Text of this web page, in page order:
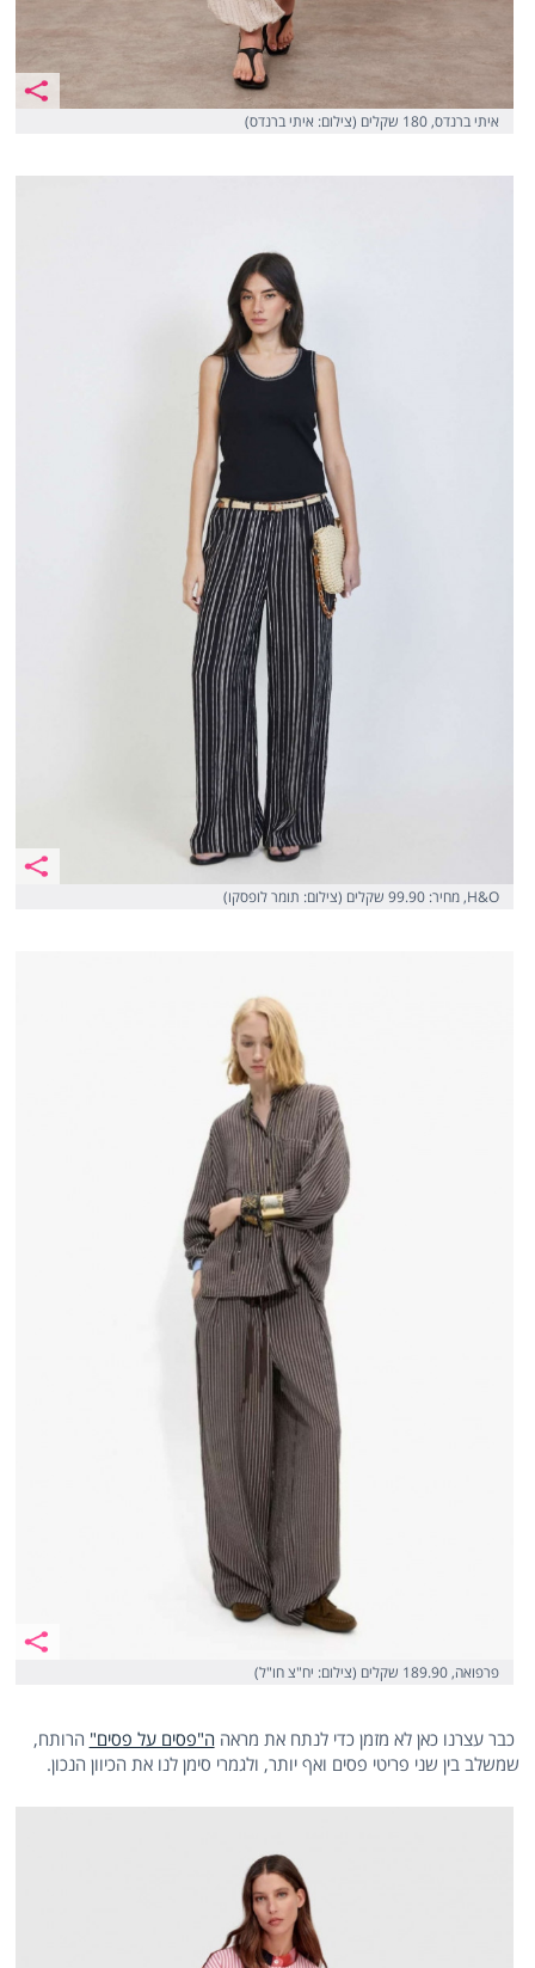
איתי ברנדס, 180 שקלים (צילום: איתי ברנדס)
H&O, מחיר: 99.90 שקלים (צילום: תומר לופסקו)
פרפואה, 189.90 שקלים (צילום: יח"צ חו"ל)
כבר עצרנו כאן לא מזמן כדי לנתח את מראה ה"פסים על פסים" הרותח,
שמשלב בין שני פריטי פסים ואף יותר, ולגמרי סימן לנו את הכיוון הנכון.